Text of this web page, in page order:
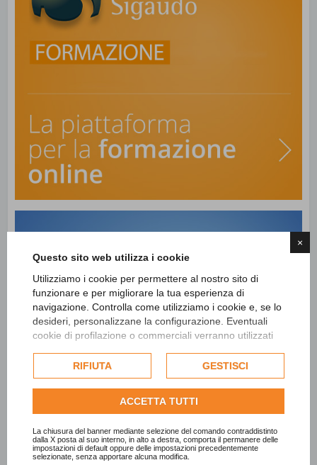
×
Questo sito web utilizza i cookie
Utilizziamo i cookie per permettere al nostro sito di
funzionare e per migliorare la tua esperienza di
navigazione. Controlla come utilizziamo i cookie e, se lo
desideri, personalizzane la configurazione. Eventuali
cookie di profilazione o commerciali verranno utilizzati
dell'utente e, se consentito, potrebbero essere utilizzati
per personalizzare gli annunci pubblicitari. Per ulteriori
informazioni su come Google utilizza i dati raccolti,
politica sulla privacy di Google
Consulta l'informativa cookie completa.
RIFIUTA GESTISCI
ACCETTA TUTTI
La chiusura del banner mediante selezione del comando contraddistinto
dalla X posta al suo interno, in alto a destra, comporta il permanere delle
impostazioni di default oppure delle impostazioni precedentemente
selezionate, senza apportare alcuna modifica.